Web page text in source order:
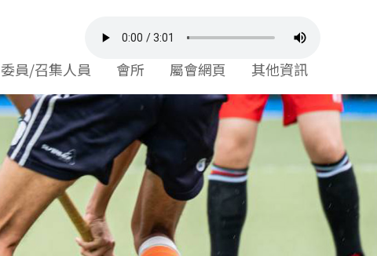
委員/召集人員 會所 屬會網頁 其他資訊